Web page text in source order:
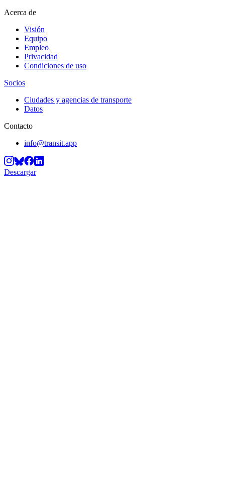
Acerca de
Visión
Equipo
Empleo
Privacidad
Condiciones de uso
Socios
Ciudades y agencias de transporte
Datos
Contacto
info@transit.app
Descargar